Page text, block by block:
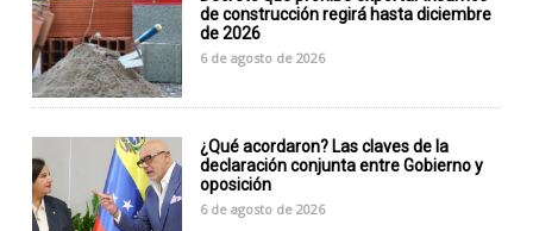
de construcción regirá hasta diciembre
de 2026
6 de agosto de 2026
¿Qué acordaron? Las claves de la
declaración conjunta entre Gobierno y
oposición
6 de agosto de 2026